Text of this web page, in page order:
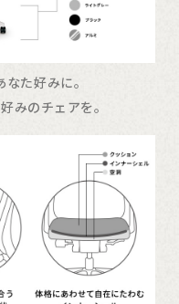
た好みに。
みのチェアを。